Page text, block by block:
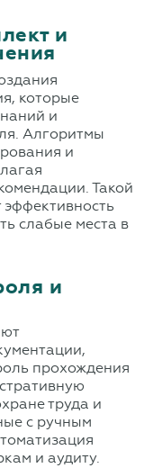
и
которые
и
Алгоритмы
и
Такой
слабые места в
и
прохождения
труда и
с ручным
и аудиту.